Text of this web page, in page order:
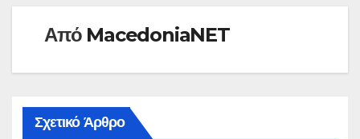
Από MacedoniaNET
Σχετικό Άρθρο